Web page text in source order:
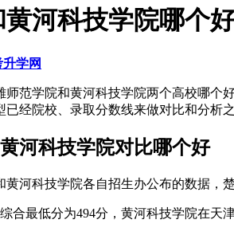
河科技学院哪个
升学网
范学院和黄河科技学院两个高校哪
经院校、录取分数线来做对比和分析
河科技学院对比哪个好
黄河科技学院各自招生办公布的数据，
合最低分为494分，黄河科技学院在天